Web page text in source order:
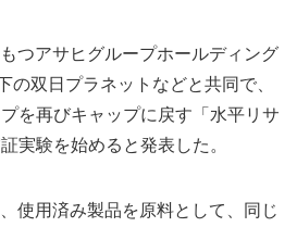
つアサヒグループホールディング
の双日プラネットなどと共同で、
を再びキャップに戻す「水平リサ
実験を始めると発表した。
使用済み製品を原料として、同じ